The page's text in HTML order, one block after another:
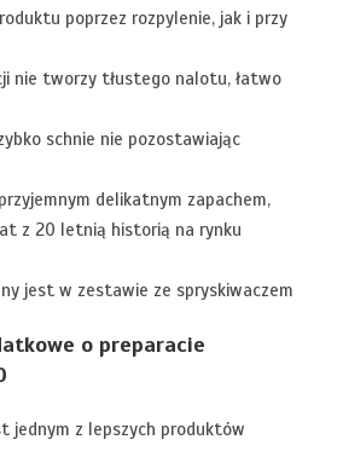
poprzez rozpylenie, jak i przy
nie tworzy tłustego nalotu, łatwo
schnie nie pozostawiając
delikatnym zapachem,
z 20 letnią historią na rynku
jest w zestawie ze spryskiwaczem
o preparacie
jednym z lepszych produktów